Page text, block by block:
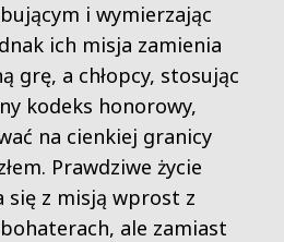
i wymierzając
ich misja zamienia
grę, a chłopcy, stosując
kodeks honorowy,
na cienkiej granicy
Prawdziwe życie
się z misją wprost z
ale zamiast